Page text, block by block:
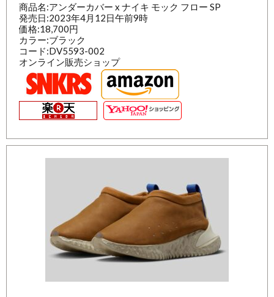
商品名:アンダーカバー x ナイキ モック フロー SP
発売日:2023年4月12日午前9時
価格:18,700円
カラー:ブラック
コード:DV5593-002
オンライン販売ショップ